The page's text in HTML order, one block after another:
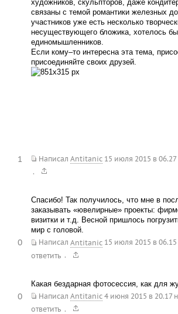
художников, скульпторов, даже
связаны с темой романтики железных
участников уже есть несколько
несуществующего бложика, хотелось бы
единомышленников.
Если кому–то интересна эта тема,
присоединяйте своих друзей.
Написал Antitanic 15 июля 2015 в 06.27
.
1
Спасибо! Так получилось, что мне в
заказывать «ювелирные» проекты:
визитки и т.д. Весной пришлось
мир с головой.
Написал Antitanic 15 июля 2015 в 06.15
ответить .
0
Какая бездарная фотосессия, как для
Написал Antitanic 4 июня 2015 в 20.17
ответить .
0